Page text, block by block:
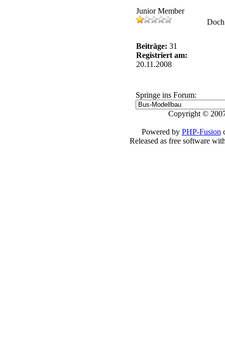
Junior Member
Beiträge: 31
Registriert am:
20.11.2008
Springe ins Forum:
Copyright ©
Powered by PHP-Fusion
Released as free software